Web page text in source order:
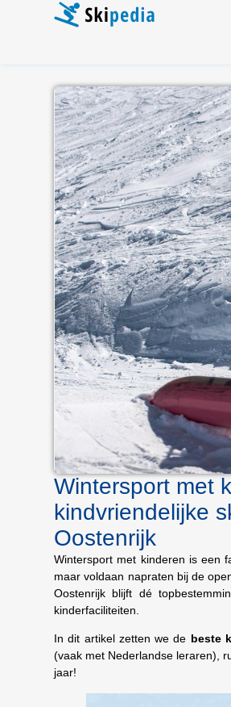
Wintersport met
kindvriendelijke
Oostenrijk
Wintersport met kinderen is een
maar voldaan napraten bij de
Oostenrijk blijft dé
kinderfaciliteiten.
In dit artikel zetten we de beste
(vaak met Nederlandse leraren),
jaar!